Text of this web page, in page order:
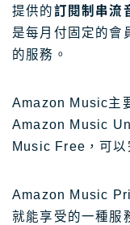
提供的訂閱制串流
是每月付固定的會
的服務。
Amazon Music主
Amazon Music
Music Free，可以
Amazon Music
就能享受的一種服